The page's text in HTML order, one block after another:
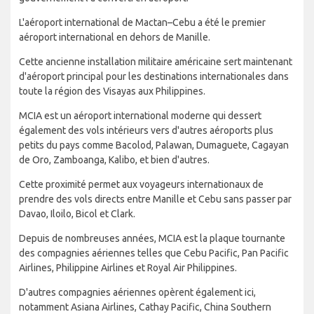
L'aéroport international de Mactan–Cebu a été le premier
aéroport international en dehors de Manille.
Cette ancienne installation militaire américaine sert maintenant
d'aéroport principal pour les destinations internationales dans
toute la région des Visayas aux Philippines.
MCIA est un aéroport international moderne qui dessert
également des vols intérieurs vers d'autres aéroports plus
petits du pays comme Bacolod, Palawan, Dumaguete, Cagayan
de Oro, Zamboanga, Kalibo, et bien d'autres.
Cette proximité permet aux voyageurs internationaux de
prendre des vols directs entre Manille et Cebu sans passer par
Davao, Iloilo, Bicol et Clark.
Depuis de nombreuses années, MCIA est la plaque tournante
des compagnies aériennes telles que Cebu Pacific, Pan Pacific
Airlines, Philippine Airlines et Royal Air Philippines.
D'autres compagnies aériennes opèrent également ici,
notamment Asiana Airlines, Cathay Pacific, China Southern